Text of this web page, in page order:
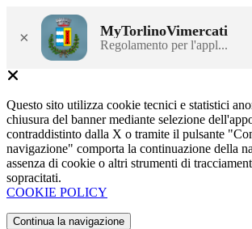
× MyTorlinoVimercati
Regolamento per l'appl...
Questo sito utilizza cookie tecnici e statistici
chiusura del banner mediante selezione
contraddistinto dalla X o tramite il pulsante
navigazione" comporta la continuazione della
assenza di cookie o altri strumenti di
sopracitati.
COOKIE POLICY
Continua la navigazione